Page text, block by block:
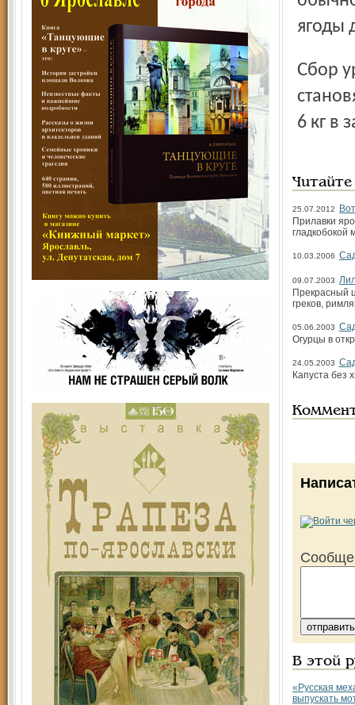
ягоды
Сбор урожая проводят в хорошую погоду, когда ягоды
6 кг в
25.07.2012
Прилавки
гладкобокой
10.03.2006
09.07.2003
Прекрасный
греков,
05.06.2003
Огурцы в
24.05.2003
Капуста без
В этой
«Русская
выпускать